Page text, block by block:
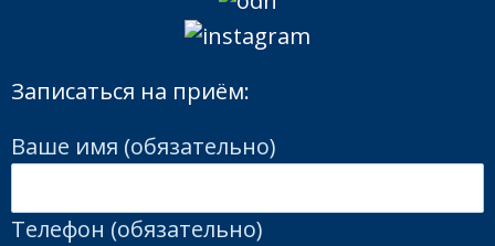
Записаться на приём:
Ваше имя (обязательно)
Телефон (обязательно)